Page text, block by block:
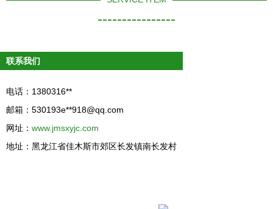
----------------
联系我们
电话：1380316**
邮箱：530193e**918@qq.com
网址： www.jmsxyjc.com
地址：黑龙江省佳木斯市郊区长发镇南长发村